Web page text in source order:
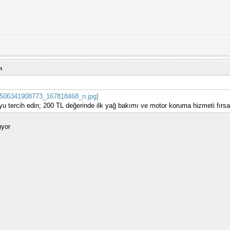
tercih edin; 200 TL değerinde ilk yağ bakımı ve motor koruma hizmeti